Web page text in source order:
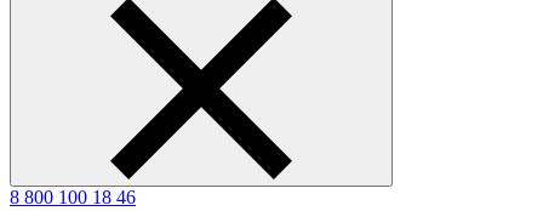
8 800 100 18 46